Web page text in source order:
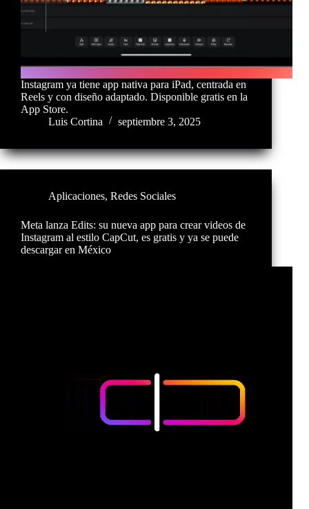
Instagram ya tiene app nativa para iPad, centrada en
Reels y con diseño adaptado. Disponible gratis en la
App Store.
Luis Cortina
septiembre 3, 2025
Aplicaciones, Redes Sociales
Meta lanza Edits: su nueva app para crear videos de
Instagram al estilo CapCut, es gratis y ya se puede
descargar en México